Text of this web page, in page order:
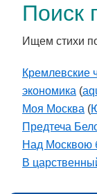
Поиск
Ищем стихи
Кремлевские
экономика (
Моя Москва (
Предтеча
Над Москвою
В